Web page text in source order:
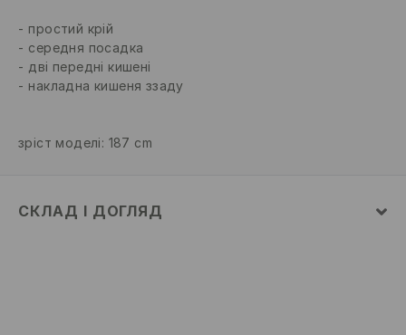
простий крій
середня посадка
дві передні кишені
накладна кишеня ззаду
зріст моделі: 187 cm
СКЛАД І ДОГЛЯД